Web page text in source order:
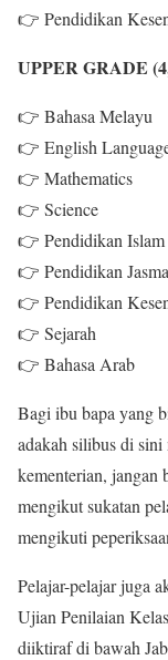
👉 Pendidikan
UPPER GRADE
👉 Bahasa Melayu
👉 English
👉 Mathematics
👉 Science
👉 Pendidikan Islam
👉 Pendidikan
👉 Pendidikan
👉 Sejarah
👉 Bahasa Arab
Bagi ibu bapa yang
adakah silibus di
kementerian, jangan
mengikut sukatan
mengikuti
Pelajar-pelajar juga
Ujian Penilaian
diiktiraf di bawah